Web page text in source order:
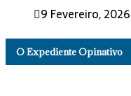
9 Fevereiro, 2026
O Expediente Opinativo